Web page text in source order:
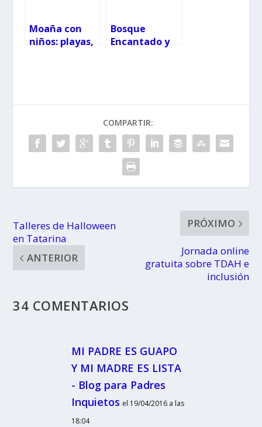
Moaña con
niños: playas,
Bosque
Encantado y
COMPARTIR:
Talleres de Halloween
en Tatarina
ANTERIOR
PRÓXIMO
Jornada online
gratuita sobre TDAH e
inclusión
34 COMENTARIOS
MI PADRE ES GUAPO
Y MI MADRE ES LISTA
- Blog para Padres
Inquietos el 19/04/2016 a las
18:04